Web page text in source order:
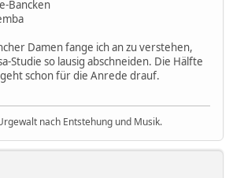
Bancken
Damen fange ich an zu verstehen,
Studie so lausig abschneiden. Die Hälfte
schon für die Anrede drauf.
nach Entstehung und Musik.